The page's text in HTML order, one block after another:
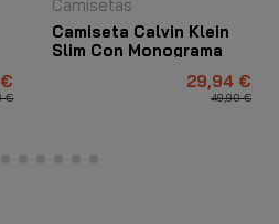
€
Camisetas
Camiseta Calvin Klein
Slim Con Monograma
29,94 €
49,90 €